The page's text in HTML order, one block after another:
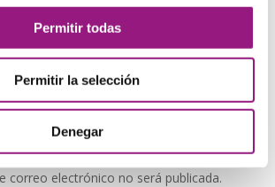
Permitir todas
Permitir la selección
Denegar
nosotros. Estaremos encantados de
valorar “Cartera Billetera de piel de
correo electrónico no será publicada.